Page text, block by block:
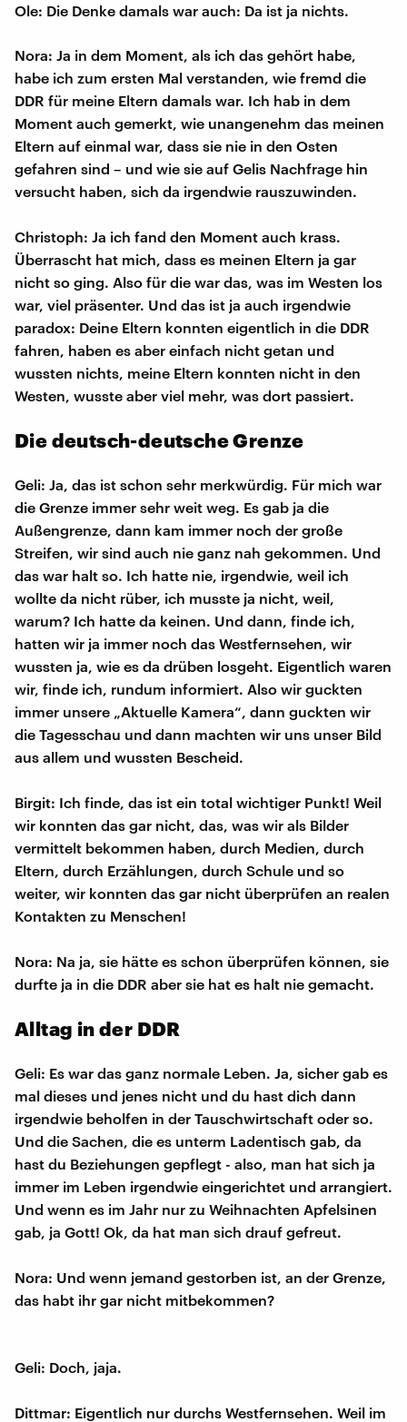
Ole: Die Denke damals war auch: Da ist ja nichts.
Nora: Ja in dem Moment, als ich das gehört habe,
habe ich zum ersten Mal verstanden, wie fremd die
DDR für meine Eltern damals war. Ich hab in dem
Moment auch gemerkt, wie unangenehm das meinen
Eltern auf einmal war, dass sie nie in den Osten
gefahren sind – und wie sie auf Gelis Nachfrage hin
versucht haben, sich da irgendwie rauszuwinden.
Christoph: Ja ich fand den Moment auch krass.
Überrascht hat mich, dass es meinen Eltern ja gar
nicht so ging. Also für die war das, was im Westen los
war, viel präsenter. Und das ist ja auch irgendwie
paradox: Deine Eltern konnten eigentlich in die DDR
fahren, haben es aber einfach nicht getan und
wussten nichts, meine Eltern konnten nicht in den
Westen, wusste aber viel mehr, was dort passiert.
Die deutsch-deutsche Grenze
Geli: Ja, das ist schon sehr merkwürdig. Für mich war
die Grenze immer sehr weit weg. Es gab ja die
Außengrenze, dann kam immer noch der große
Streifen, wir sind auch nie ganz nah gekommen. Und
das war halt so. Ich hatte nie, irgendwie, weil ich
wollte da nicht rüber, ich musste ja nicht, weil,
warum? Ich hatte da keinen. Und dann, finde ich,
hatten wir ja immer noch das Westfernsehen, wir
wussten ja, wie es da drüben losgeht. Eigentlich waren
wir, finde ich, rundum informiert. Also wir guckten
immer unsere „Aktuelle Kamera“, dann guckten wir
die Tagesschau und dann machten wir uns unser Bild
aus allem und wussten Bescheid.
Birgit: Ich finde, das ist ein total wichtiger Punkt! Weil
wir konnten das gar nicht, das, was wir als Bilder
vermittelt bekommen haben, durch Medien, durch
Eltern, durch Erzählungen, durch Schule und so
weiter, wir konnten das gar nicht überprüfen an realen
Kontakten zu Menschen!
Nora: Na ja, sie hätte es schon überprüfen können, sie
durfte ja in die DDR aber sie hat es halt nie gemacht.
Alltag in der DDR
Geli: Es war das ganz normale Leben. Ja, sicher gab es
mal dieses und jenes nicht und du hast dich dann
irgendwie beholfen in der Tauschwirtschaft oder so.
Und die Sachen, die es unterm Ladentisch gab, da
hast du Beziehungen gepflegt - also, man hat sich ja
immer im Leben irgendwie eingerichtet und arrangiert.
Und wenn es im Jahr nur zu Weihnachten Apfelsinen
gab, ja Gott! Ok, da hat man sich drauf gefreut.
Nora: Und wenn jemand gestorben ist, an der Grenze,
das habt ihr gar nicht mitbekommen?
Geli: Doch, jaja.
Dittmar: Eigentlich nur durchs Westfernsehen. Weil im